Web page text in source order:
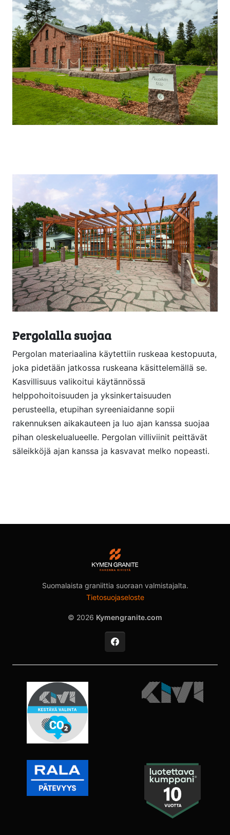
Pergolalla suojaa
Pergolan materiaalina käytettiin ruskeaa kestopuuta,
joka pidetään jatkossa ruskeana käsittelemällä se.
Kasvillisuus valikoitui käytännössä
helppohoitoisuuden ja yksinkertaisuuden
perusteella, etupihan syreeniaidanne sopii
rakennuksen aikakauteen ja luo ajan kanssa suojaa
pihan oleskelualueelle. Pergolan villiviinit peittävät
säleikköjä ajan kanssa ja kasvavat melko nopeasti.
Suomalaista graniittia suoraan valmistajalta.
Tietosuojaseloste
© 2026 Kymengranite.com